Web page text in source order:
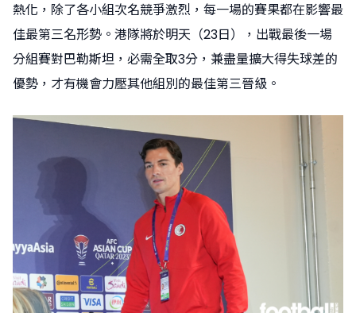
熱化，除了各小組次名競爭激烈，每一場的賽果都在影響最
佳最第三名形勢。港隊將於明天（23日），出戰最後一場
分組賽對巴勒斯坦，必需全取3分，兼盡量擴大得失球差的
優勢，才有機會力壓其他組別的最佳第三晉級。